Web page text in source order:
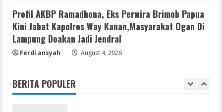
Profil AKBP Ramadhona, Eks Perwira Brimob Papua
Kini Jabat Kapolres Way Kanan,Masyarakat Ogan Di
Lampung Doakan Jadi Jendral
Ferdi ansyah August 4, 2026
BERITA POPULER
1
jv16 PowerTools Free[Activated]
[Latest] [x86-x64] Reddit
August 7, 2026
Office 365 Mondo Pre-Activated